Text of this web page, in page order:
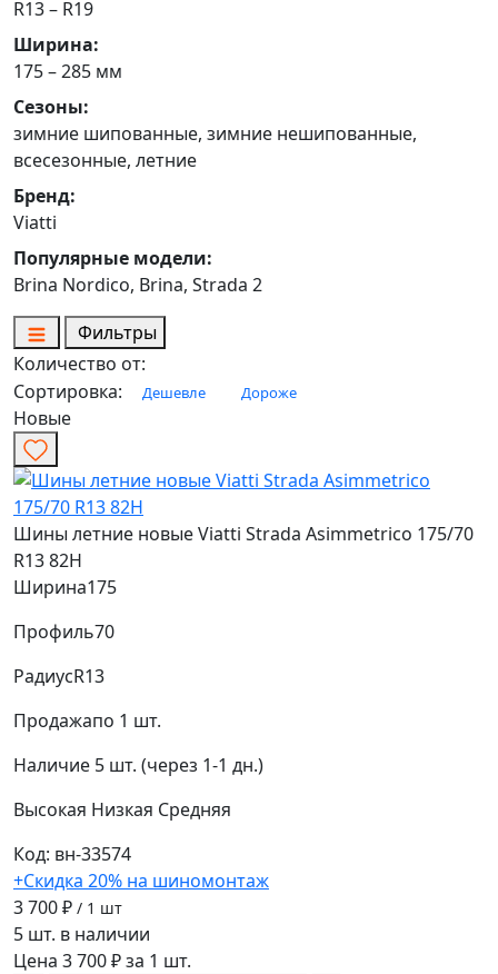
R13 – R19
Ширина:
175 – 285 мм
Сезоны:
зимние шипованные, зимние нешипованные,
всесезонные, летние
Бренд:
Viatti
Популярные модели:
Brina Nordico, Brina, Strada 2
Фильтры
Количество от:
Сортировка:
Дешевле Дороже
Новые
Шины летние новые Viatti Strada Asimmetrico 175/70
R13 82H
Ширина175
Профиль70
РадиусR13
Продажапо 1 шт.
Наличие 5 шт. (через 1-1 дн.)
Высокая Низкая Средняя
Код: вн-33574
+Скидка 20% на шиномонтаж
3 700 ₽ / 1 шт
5 шт. в наличии
Цена 3 700 ₽ за 1 шт.